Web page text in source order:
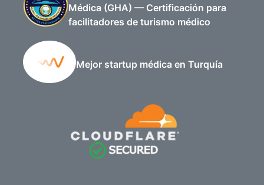
Médica (GHA) — Certificación para
facilitadores de turismo médico
Mejor startup médica en Turquía